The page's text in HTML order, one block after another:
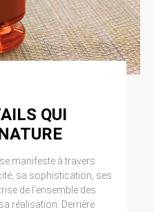
QUI
se manifeste à travers
sa sophistication, ses
de l’ensemble des
réalisation. Derrière